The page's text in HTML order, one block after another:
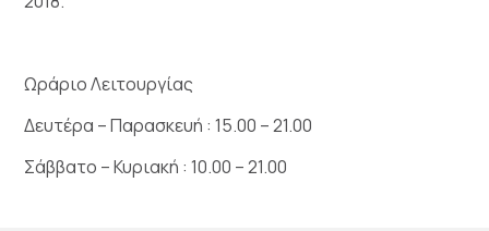
Ωράριο Λειτουργίας
Δευτέρα – Παρασκευή : 15.00 – 21.00
Σάββατο – Κυριακή : 10.00 – 21.00